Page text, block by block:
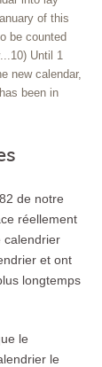
of this
be counted
Until 1
new calendar,
been in
de notre
réellement
calendrier
et ont
longtemps
le
le